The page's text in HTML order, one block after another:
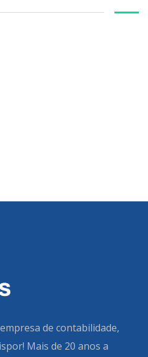
de contabilidade,
Mais de 20 anos a